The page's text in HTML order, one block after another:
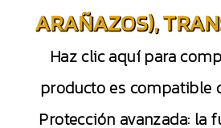
ARAÑAZOS),
Haz clic aquí para
producto es compatible
Protección avanzada: la